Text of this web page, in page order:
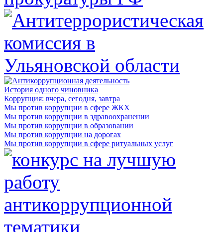
История одного чиновника
Коррупция: вчера, сегодня, завтра
Мы против коррупции в сфере ЖКХ
Мы против коррупции в здравоохранении
Мы против коррупции в образовании
Мы против коррупции на дорогах
Мы против коррупции в сфере ритуальных услуг